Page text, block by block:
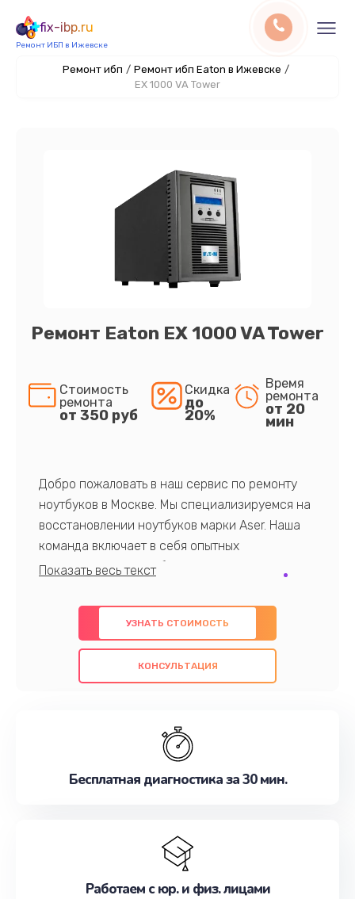
fix-ibp.ru
Ремонт ИБП в Ижевске
Ремонт ибп / Ремонт ибп Eaton в Ижевске /
EX 1000 VA Tower
Ремонт Eaton EX 1000 VA Tower
Стоимость
ремонта
от 350 руб
Скидка
до
20%
Время
ремонта
от 20
мин
Добро пожаловать в наш сервис по ремонту
ноутбуков в Москве. Мы специализируемся на
восстановлении ноутбуков марки Aser. Наша
команда включает в себя опытных
профессионалов с обширными знаниями и
предлагаем быстрый и качественный ремонт с
использованием оригинальных компонентов, а
также гарантируем качество всех
проведенных работ. Наша цель - предоставить
наилучшим образом. Не медлите записаться на
УЗНАТЬ СТОИМОСТЬ
КОНСУЛЬТАЦИЯ
Бесплатная диагностика за 30 мин.
Работаем с юр. и физ. лицами